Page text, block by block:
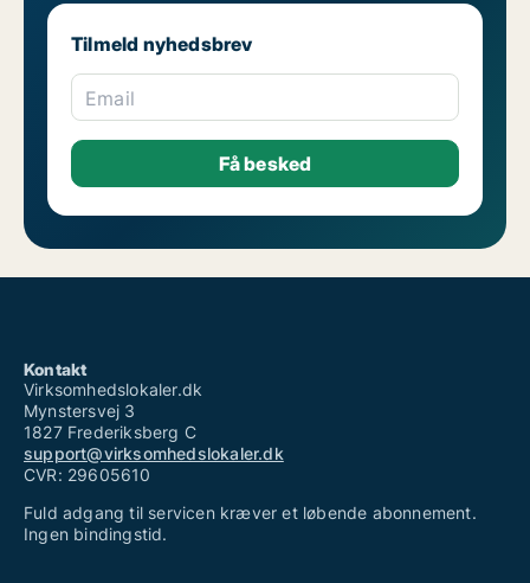
Tilmeld nyhedsbrev
Email
Kontakt
Virksomhedslokaler.dk
Mynstersvej 3
1827 Frederiksberg C
support@virksomhedslokaler.dk
CVR: 29605610
Fuld adgang til servicen kræver et løbende abonnement.
Ingen bindingstid.